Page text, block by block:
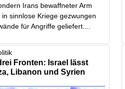
Irans bewaffneter Arm
sinnlose Kriege gezwungen
für Angriffe geliefert....
Fronten: Israel lässt
Libanon und Syrien